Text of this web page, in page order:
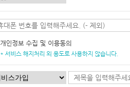
개인정보 수집 및 이용동의
* 서비스 해지처리 외 용도로 사용하지 않습니다.